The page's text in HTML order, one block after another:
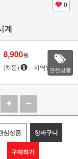
0
계
8,900원
(차등) 지역별관련상품
심상품 장바구니
구매하기